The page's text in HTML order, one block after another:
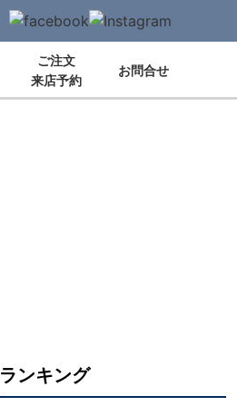
ご注文
来店予約
お問合せ
ランキング